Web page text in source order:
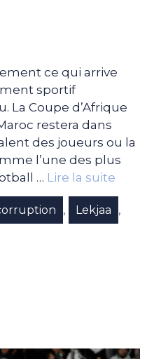
ce qui arrive
sportif
La Coupe d’Afrique
restera dans
des joueurs ou la
l’une des plus
… Lire la suite
, Lekjaa ,